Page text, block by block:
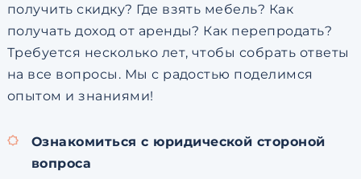
получить скидку? Где взять мебель? Как
получать доход от аренды? Как перепродать?
Требуется несколько лет, чтобы собрать ответы
на все вопросы. Мы с радостью поделимся
опытом и знаниями!
Ознакомиться с юридической стороной
вопроса